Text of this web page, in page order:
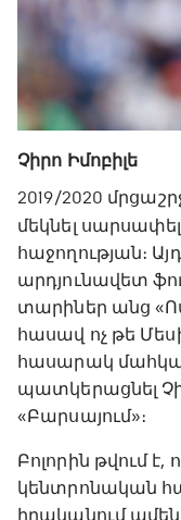
Չիրո Իմոբիլե
2019/2020
մեկնել
հաջողության։
արդյունավետ
տարիներ անց
հասավ ոչ թե
հասարակ
պատկերացնել
«Բարսայում»։
Բոլորին թվում է,
կենտրոնական
իրականում ամեն